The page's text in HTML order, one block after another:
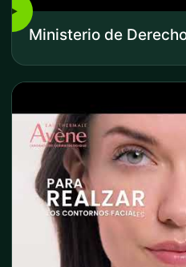
▶
Ministerio de